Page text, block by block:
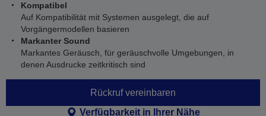
Kompatibel
Auf Kompatibilität mit Systemen ausgelegt, die auf
Vorgängermodellen basieren
Markanter Sound
Markantes Geräusch, für geräuschvolle Umgebungen, in
denen Ausdrucke zeitkritisch sind
Rückruf vereinbaren
Verfügbarkeit in Ihrer Nähe